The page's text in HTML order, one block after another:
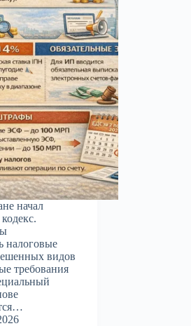
начал
налоговые
видов
требования